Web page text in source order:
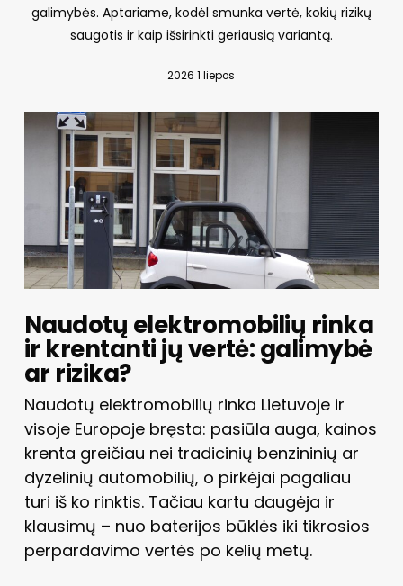
galimybės. Aptariame, kodėl smunka vertė, kokių rizikų
saugotis ir kaip išsirinkti geriausią variantą.
2026 1 liepos
Naudotų elektromobilių rinka
ir krentanti jų vertė: galimybė
ar rizika?
Naudotų elektromobilių rinka Lietuvoje ir
visoje Europoje bręsta: pasiūla auga, kainos
krenta greičiau nei tradicinių benzininių ar
dyzelinių automobilių, o pirkėjai pagaliau
turi iš ko rinktis. Tačiau kartu daugėja ir
klausimų – nuo baterijos būklės iki tikrosios
perpardavimo vertės po kelių metų.